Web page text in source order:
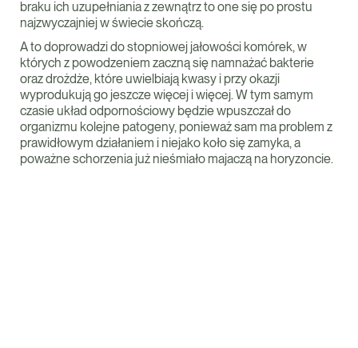
braku ich uzupełniania z zewnątrz to one się po prostu
najzwyczajniej w świecie skończą.
A to doprowadzi do stopniowej jałowości komórek, w
których z powodzeniem zaczną się namnażać bakterie
oraz drożdże, które uwielbiają kwasy i przy okazji
wyprodukują go jeszcze więcej i więcej. W tym samym
czasie układ odpornościowy będzie wpuszczał do
organizmu kolejne patogeny, ponieważ sam ma problem z
prawidłowym działaniem i niejako koło się zamyka, a
poważne schorzenia już nieśmiało majaczą na horyzoncie.